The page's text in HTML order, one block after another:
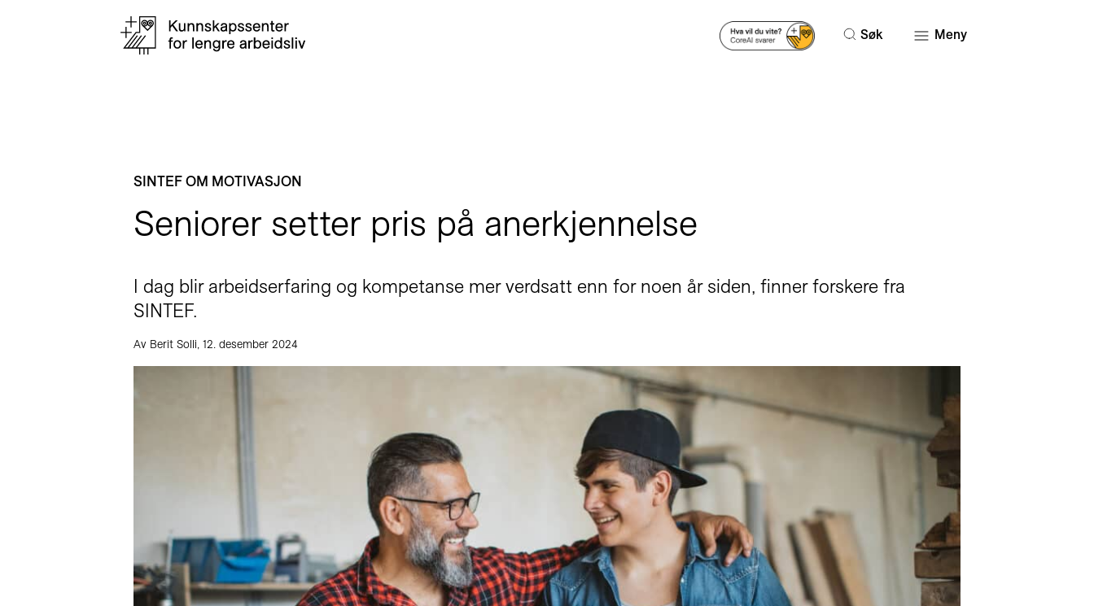
Søk Meny
SINTEF OM MOTIVASJON
Seniorer setter pris på anerkjennelse
I dag blir arbeidserfaring og kompetanse mer verdsatt enn for noen år siden, finner forskere fra
SINTEF.
Av Berit Solli, 12. desember 2024